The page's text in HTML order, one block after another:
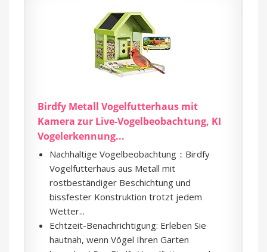
Birdfy Metall Vogelfutterhaus mit
Kamera zur Live-Vogelbeobachtung, KI
Vogelerkennung...
Nachhaltige Vogelbeobachtung：Birdfy
Vogelfutterhaus aus Metall mit
rostbeständiger Beschichtung und
bissfester Konstruktion trotzt jedem
Wetter...
Echtzeit-Benachrichtigung: Erleben Sie
hautnah, wenn Vögel Ihren Garten